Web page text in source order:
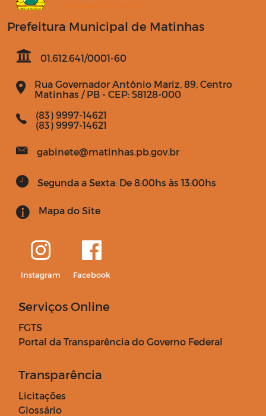
Prefeitura Municipal de Matinhas
01.612.641/0001-60
Rua Governador Antônio Mariz, 89, Centro
Matinhas / PB - CEP: 58128-000
(83) 9997-14621
(83) 9997-14621
gabinete@matinhas.pb.gov.br
Segunda a Sexta: De 8:00hs às 13:00hs
Mapa do Site
Instagram Facebook
Serviços Online
FGTS
Portal da Transparência do Governo Federal
Transparência
Licitações
Glossário